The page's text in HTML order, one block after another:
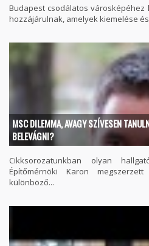
Budapest csodálatos
hozzájárulnak, amelyek kiemelése
MSC DILEMMA, AVAGY SZÍVESEN
BELEVÁGNI?
Cikksorozatunkban olyan
Építőmérnöki Karon
különböző...